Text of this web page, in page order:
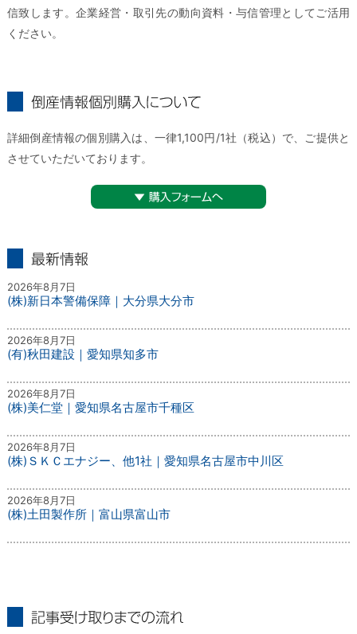
信致します。企業経営・取引先の動向資料・与信管理としてご活用
ください。
詳細倒産情報の個別購入は、一律1,100円/1社（税込）で、ご提供と
させていただいております。
2026年8月7日
(株)新日本警備保障｜大分県大分市
2026年8月7日
(有)秋田建設｜愛知県知多市
2026年8月7日
(株)美仁堂｜愛知県名古屋市千種区
2026年8月7日
(株)ＳＫＣエナジー、他1社｜愛知県名古屋市中川区
2026年8月7日
(株)土田製作所｜富山県富山市